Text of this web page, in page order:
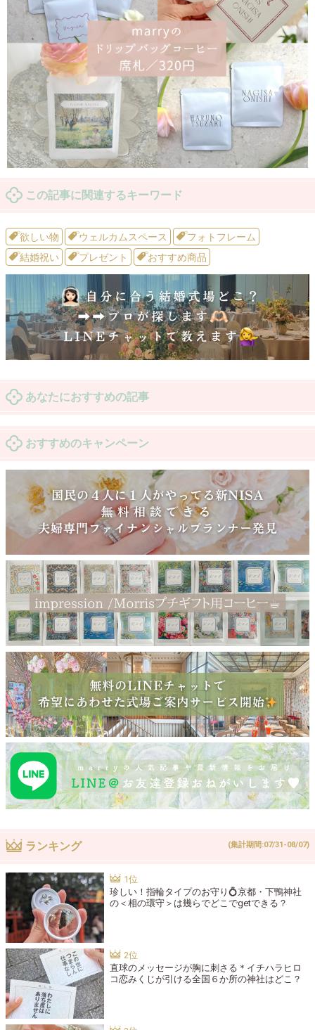
この記事に関連するキーワード
欲しい物 ウェルカムスペース
フォトフレーム
結婚祝い
プレゼント おすすめ商品
あなたにおすすめの記事
おすすめのキャンペーン
ランキング (集計期間:07/31-08/07)
珍しい！指輪タイプのお守り💍京都・下鴨神社
の＜相の環守＞は幾らでどこでgetできる？
直球のメッセージが胸に刺さる＊イチハラヒロ
コ恋みくじが引ける全国６か所の神社はどこ？